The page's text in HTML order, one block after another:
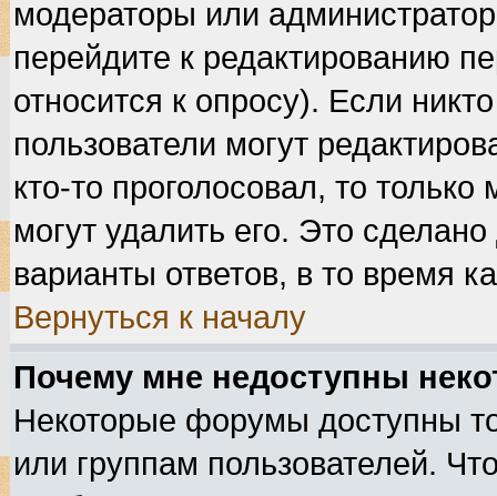
модераторы или
перейдите к редактированию
относится к опросу). Если
пользователи могут
кто-то проголосовал, то
могут удалить его. Это
варианты ответов, в то время
Вернуться к началу
Почему мне недоступны
Некоторые форумы доступны
или группам пользователей.